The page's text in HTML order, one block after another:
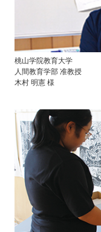
桃山学院教育大学
人間教育学部 准教授
木村 明憲 様